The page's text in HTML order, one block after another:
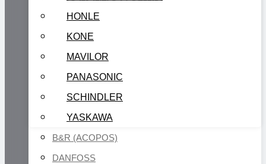
HONLE
KONE
MAVILOR
PANASONIC
SCHINDLER
YASKAWA
B&R (ACOPOS)
DANFOSS